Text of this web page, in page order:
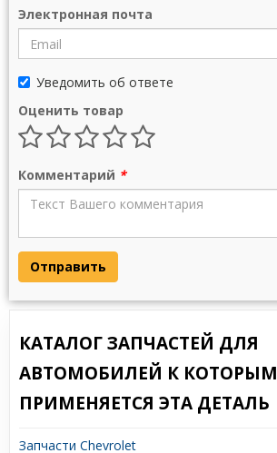
Электронная почта
Уведомить об ответе
Оценить товар
Комментарий *
Отправить
КАТАЛОГ ЗАПЧАСТЕЙ ДЛЯ
АВТОМОБИЛЕЙ К КОТОРЫМ
ПРИМЕНЯЕТСЯ ЭТА ДЕТАЛЬ
Запчасти Chevrolet